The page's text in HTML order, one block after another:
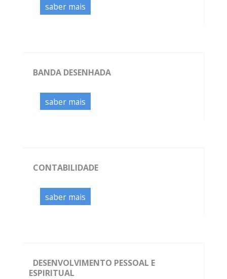
saber mais
BANDA DESENHADA
saber mais
CONTABILIDADE
saber mais
DESENVOLVIMENTO PESSOAL E
ESPIRITUAL